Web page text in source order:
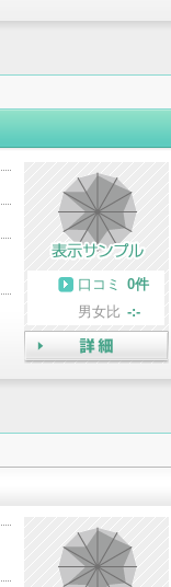
口コミ
0件
男女比 -:-